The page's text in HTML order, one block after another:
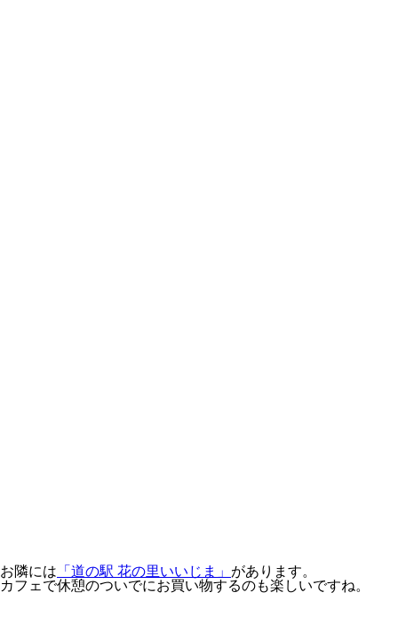
お隣には 「道の駅 花の里いいじま」 があります。
カフェで休憩のついでにお買い物するのも楽しいですね。